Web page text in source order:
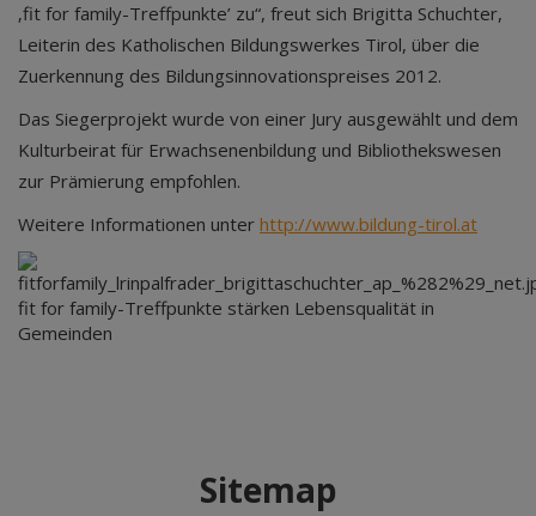
‚fit for family-Treffpunkte’ zu“, freut sich Brigitta Schuchter,
Leiterin des Katholischen Bildungswerkes Tirol, über die
Zuerkennung des Bildungsinnovationspreises 2012.
Das Siegerprojekt wurde von einer Jury ausgewählt und dem
Kulturbeirat für Erwachsenenbildung und Bibliothekswesen
zur Prämierung empfohlen.
Weitere Informationen unter http://www.bildung-tirol.at
fit for family-Treffpunkte stärken Lebensqualität in
Gemeinden
Sitemap